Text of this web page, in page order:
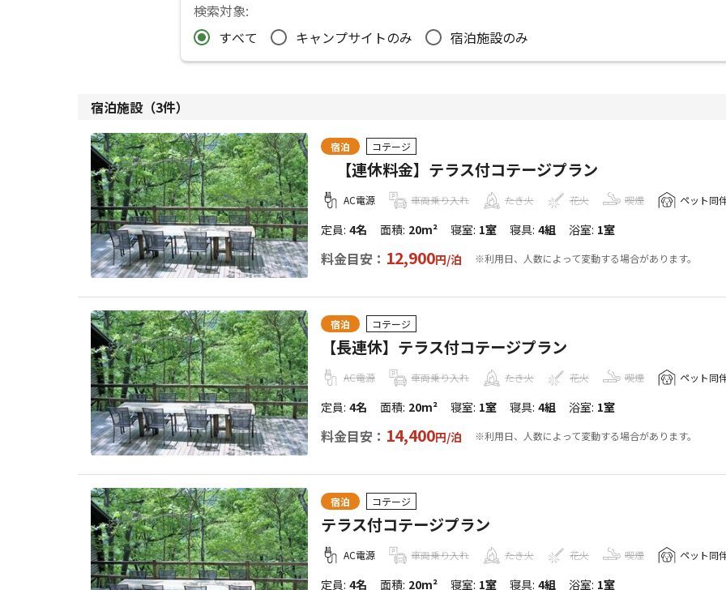
検索対象:
すべて
キャンプサイトのみ 宿泊施設のみ
宿泊施設（3件）
宿泊 コテージ
【連休料金】テラス付コテージプラン
AC電源 車両乗り入れ たき火 花火 喫煙 ペット同
定員: 4名 面積: 20m² 寝室: 1室 寝具: 4組 浴室: 1室
料金目安： 12,900円/泊 ※利用日、人数によって変動する場合があります。
宿泊 コテージ
【長連休】テラス付コテージプラン
AC電源 車両乗り入れ たき火 花火 喫煙 ペット同
定員: 4名 面積: 20m² 寝室: 1室 寝具: 4組 浴室: 1室
料金目安： 14,400円/泊 ※利用日、人数によって変動する場合があります。
宿泊 コテージ
テラス付コテージプラン
AC電源 車両乗り入れ たき火 花火 喫煙 ペット同
定員: 4名 面積: 20m² 寝室: 1室 寝具: 4組 浴室: 1室